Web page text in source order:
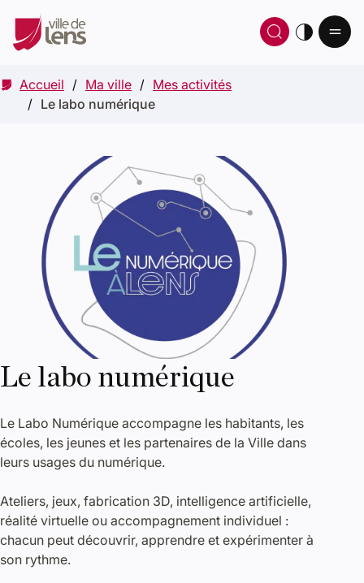
Ouvrir
Accueil Ma ville
Mes activités
Le labo numérique
Le labo numérique
Le Labo Numérique accompagne les habitants, les
écoles, les jeunes et les partenaires de la Ville dans
leurs usages du numérique.
Ateliers, jeux, fabrication 3D, intelligence artificielle,
réalité virtuelle ou accompagnement individuel :
chacun peut découvrir, apprendre et expérimenter à
son rythme.